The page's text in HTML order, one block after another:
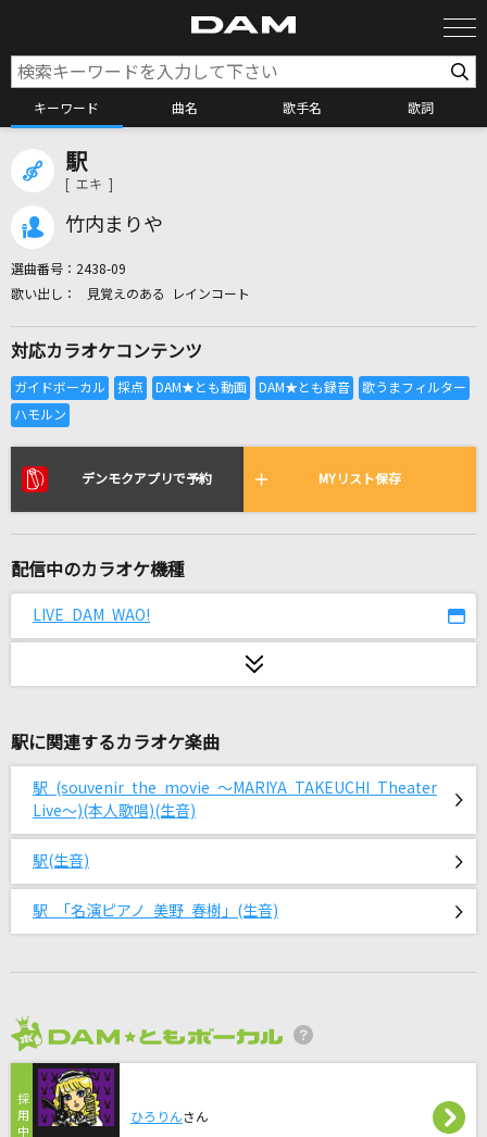
キーワード 曲名 歌手名 歌詞
全国りれき
リアルタイムで歌われている曲の一覧
[生音]ハッピーラッキーチャッピー
[生音]To Love You More [トゥ・ラヴ・ユー・
ケセラセラ
1min/365days
ACE COLLECTION
ホワイトノイズ
ときめきエモーション
damn
藤井 風
[プロオケ]ごめんね…
高橋真梨子
駅
[ エキ ]
竹内まりや
選曲番号： 2438-09
見覚えのある レインコート
対応カラオケコンテンツ
デンモクアプリで予約 MYリスト保存
配信中のカラオケ機種
LIVE DAM WAO!
駅に関連するカラオケ楽曲
駅 (souvenir the movie ～MARIYA TAKEUCHI Theater
Live～)(本人歌唱)(生音)
駅(生音)
駅 「名演ピアノ 美野 春樹」(生音)
ひろりんさん